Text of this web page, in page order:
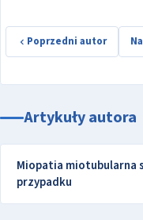
Poprzedni autor
Artykuły autora
Miopatia miotubularna
przypadku